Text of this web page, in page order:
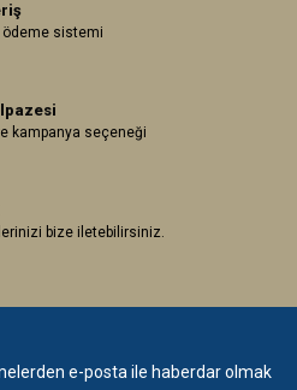
ödeme sistemi
kampanya seçeneği
bize iletebilirsiniz.
e-posta ile haberdar olmak